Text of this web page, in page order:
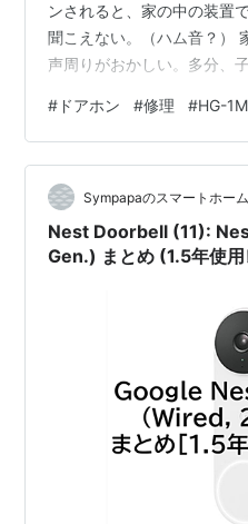
ンされると、家の中の装置
聞こえない。（ハム音？）
声周りがおかしい。多分、
生産中止品） 子機：HF-DA
の取り外しと分解 子機の取
切り欠きがあって、子機底
くと、隠しパネルが外れま
っているだけです。 子機の
止めのみ。開けてメイン…
# ドアホン #修理 #HG-
Sympapaのスマートホー
Nest Doorbell (11):
Gen.) まとめ (1.5年使